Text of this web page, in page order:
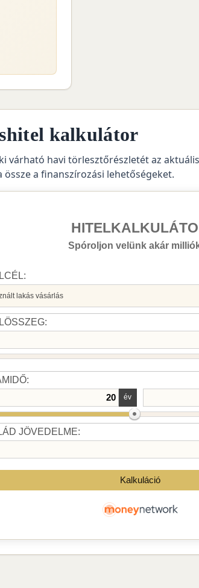
kalkulátor
várható havi törlesztőrészletét az
össze a finanszírozási lehetőségeket.